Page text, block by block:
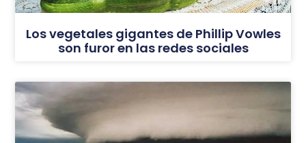
Los vegetales gigantes de Phillip Vowles
son furor en las redes sociales